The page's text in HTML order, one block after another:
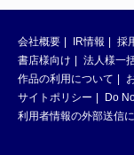
会社概要 IR情報 採
書店様向け
法人様一
作品の利用について
サイトポリシー
Do
利用者情報の外部送信